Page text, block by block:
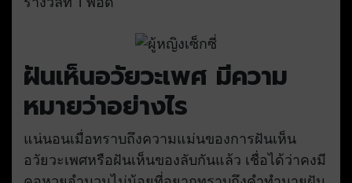
ฝันเห็นอวัยวะเพศ มีความ
หมายว่าอย่างไร
แน่นอนเมื่อทราบถึงความแม่นของการฝันเห็น
อวัยวะเพศหรือฝันเห็นของลับกันแล้ว เชื่อได้ว่าคงมี